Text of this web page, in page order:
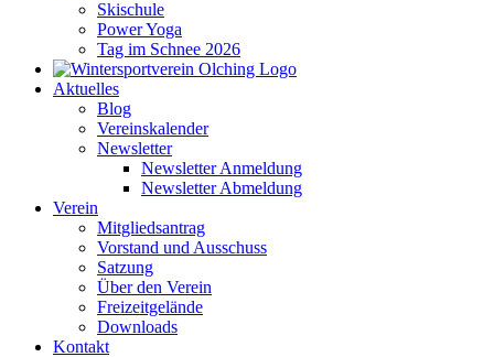
Skischule
Power Yoga
Tag im Schnee 2026
Aktuelles
Blog
Vereinskalender
Newsletter
Newsletter Anmeldung
Newsletter Abmeldung
Verein
Mitgliedsantrag
Vorstand und Ausschuss
Satzung
Über den Verein
Freizeitgelände
Downloads
Kontakt